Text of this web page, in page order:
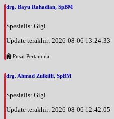
drg. Bayu Rahadian, SpBM
Spesialis: Gigi
Update terakhir: 2026-08-06 13:24:33
Pusat Pertamina
drg. Ahmad Zulkifli, SpBM
Spesialis: Gigi
Update terakhir: 2026-08-06 12:42:05